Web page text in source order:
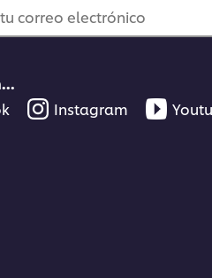
correo electrónico
Instagram